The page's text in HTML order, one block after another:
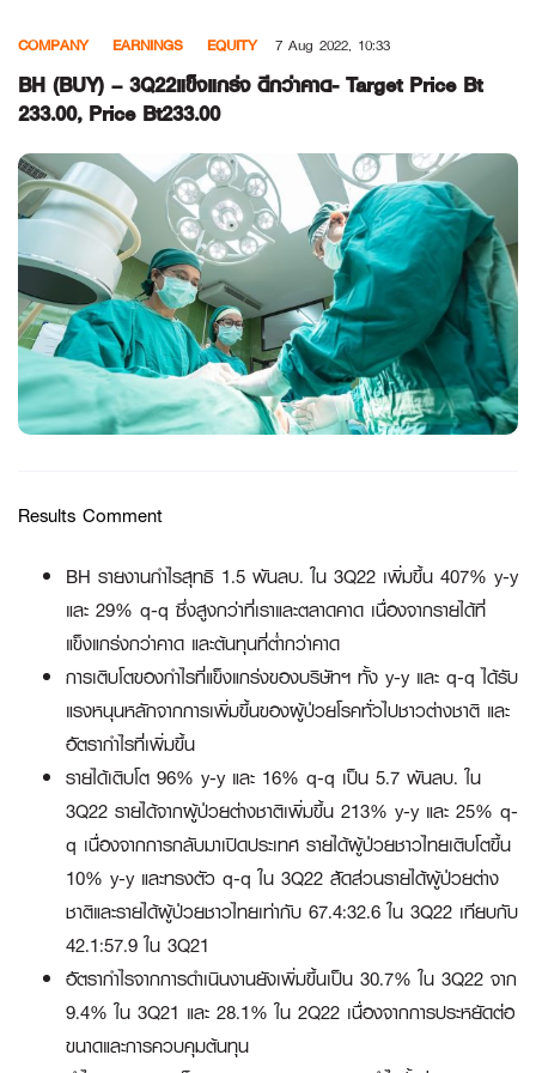
content
COMPANY EARNINGS EQUITY 7 Aug 2022, 10:33
BH (BUY) – 3Q22แข็งแกร่ง ดีกว่าคาด- Target Price Bt
233.00, Price Bt233.00
Results Comment
BH รายงานกำไรสุทธิ 1.5 พันลบ. ใน 3Q22 เพิ่มขึ้น 407% y-y
และ 29% q-q ซึ่งสูงกว่าที่เราและตลาดคาด เนื่องจากรายได้ที่
แข็งแกร่งกว่าคาด และต้นทุนที่ต่ำกว่าคาด
การเติบโตของกำไรที่แข็งแกร่งของบริษัทฯ ทั้ง y-y และ q-q ได้รับ
แรงหนุนหลักจากการเพิ่มขึ้นของผู้ป่วยโรคทั่วไปชาวต่างชาติ และ
อัตรากำไรที่เพิ่มขึ้น
รายได้เติบโต 96% y-y และ 16% q-q เป็น 5.7 พันลบ. ใน
3Q22 รายได้จากผู้ป่วยต่างชาติเพิ่มขึ้น 213% y-y และ 25% q-
q เนื่องจากการกลับมาเปิดประเทศ รายได้ผู้ป่วยชาวไทยเติบโตขึ้น
10% y-y และทรงตัว q-q ใน 3Q22 สัดส่วนรายได้ผู้ป่วยต่าง
ชาติและรายได้ผู้ป่วยชาวไทยเท่ากับ 67.4:32.6 ใน 3Q22 เทียบกับ
42.1:57.9 ใน 3Q21
อัตรากำไรจากการดำเนินงานยังเพิ่มขึ้นเป็น 30.7% ใน 3Q22 จาก
9.4% ใน 3Q21 และ 28.1% ใน 2Q22 เนื่องจากการประหยัดต่อ
ขนาดและการควบคุมต้นทุน